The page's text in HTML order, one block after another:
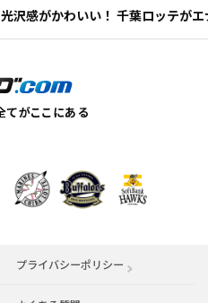
光沢感がかわいい！ 千葉ロッテが
プライバシーポリシー